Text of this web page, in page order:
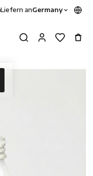
Liefern anGermany